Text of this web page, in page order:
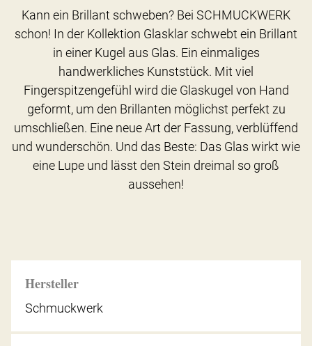
Hersteller
Schmuckwerk
Kann ein Brillant schweben? Bei SCHMUCKWERK
schon! In der Kollektion Glasklar schwebt ein Brillant
in einer Kugel aus Glas. Ein einmaliges
handwerkliches Kunststück. Mit viel
Fingerspitzengefühl wird die Glaskugel von Hand
geformt, um den Brillanten möglichst perfekt zu
umschließen. Eine neue Art der Fassung, verblüffend
und wunderschön. Und das Beste: Das Glas wirkt wie
eine Lupe und lässt den Stein dreimal so groß
aussehen!